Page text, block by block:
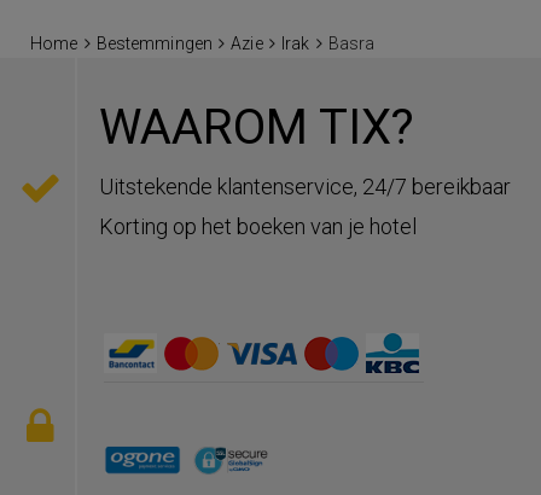
Home Bestemmingen Azie Irak Basra
WAAROM TIX?
Uitstekende klantenservice, 24/7 bereikbaar
Korting op het boeken van je hotel